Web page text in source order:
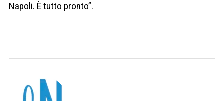
Napoli. È tutto pronto”.